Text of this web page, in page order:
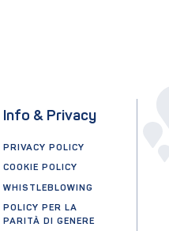
Info & Privacy
PRIVACY POLICY
COOKIE POLICY
WHISTLEBLOWING
POLICY PER LA
PARITÀ DI GENERE